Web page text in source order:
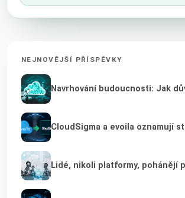
NEJNOVĚJŠÍ PŘÍSPĚVKY
Navrhování budoucnosti: Jak
CloudSigma a evoila oznamují
Lidé, nikoli platformy, pohánějí